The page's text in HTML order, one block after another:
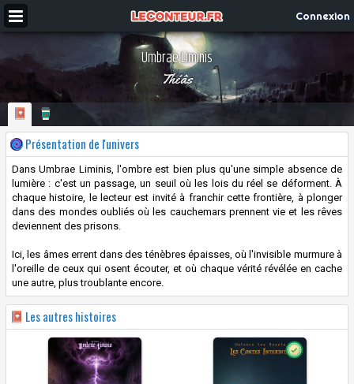
Connexion
Umbrae Liminis
Théâs
Présentation de l'univers
Dans Umbrae Liminis, l'ombre est bien plus qu'une simple absence de
lumière : c'est un passage, un seuil où les lois du réel se déforment. À
chaque histoire, le lecteur est invité à franchir cette frontière, à plonger
dans des mondes oubliés où les cauchemars prennent vie et les rêves
deviennent des prisons.
Ici, les âmes errent dans des ténèbres épaisses, où l'invisible murmure à
l'oreille de ceux qui osent écouter, et où chaque vérité révélée en cache
une autre, plus troublante encore.
Les autres histoires